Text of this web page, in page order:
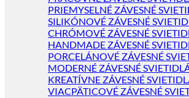
PRIEMYSELNÉ ZÁVESNÉ
SILIKÓNOVÉ ZÁVESNÉ
CHRÓMOVÉ ZÁVESNÉ
HANDMADE ZÁVESNÉ
PORCELÁNOVÉ ZÁVESNÉ
MODERNÉ ZÁVESNÉ
KREATÍVNE ZÁVESNÉ
VIACPÄTICOVÉ ZÁVESNÉ